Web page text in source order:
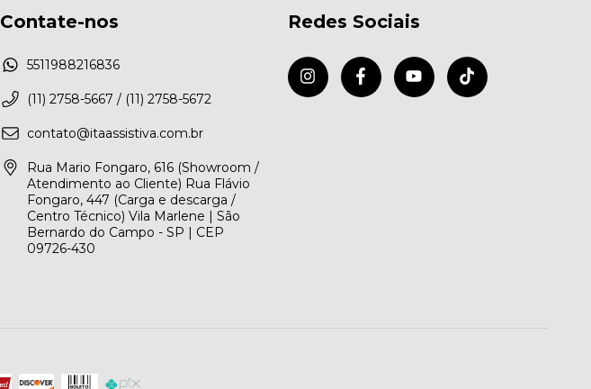
Contate-nos
5511988216836
(11) 2758-5667 / (11) 2758-5672
contato@itaassistiva.com.br
Rua Mario Fongaro, 616 (Showroom /
Atendimento ao Cliente) Rua Flávio
Fongaro, 447 (Carga e descarga /
Centro Técnico) Vila Marlene | São
Bernardo do Campo - SP | CEP
09726-430
Redes Sociais